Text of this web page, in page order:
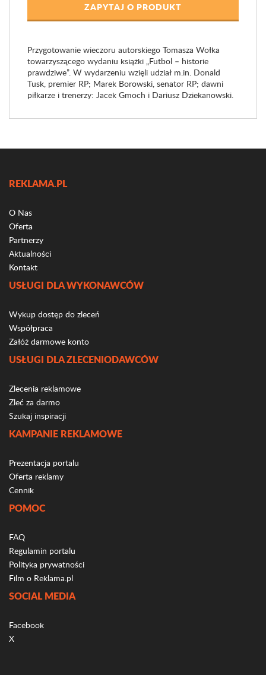
ZAPYTAJ O PRODUKT
Przygotowanie wieczoru autorskiego Tomasza Wołka
towarzyszącego wydaniu książki „Futbol – historie
prawdziwe”. W wydarzeniu wzięli udział m.in. Donald
Tusk, premier RP; Marek Borowski, senator RP; dawni
piłkarze i trenerzy: Jacek Gmoch i Dariusz Dziekanowski.
REKLAMA.PL
O Nas
Oferta
Partnerzy
Aktualności
Kontakt
USŁUGI DLA WYKONAWCÓW
Wykup dostęp do zleceń
Współpraca
Załóż darmowe konto
USŁUGI DLA ZLECENIODAWCÓW
Zlecenia reklamowe
Zleć za darmo
Szukaj inspiracji
KAMPANIE REKLAMOWE
Prezentacja portalu
Oferta reklamy
Cennik
POMOC
FAQ
Regulamin portalu
Polityka prywatności
Film o Reklama.pl
SOCIAL MEDIA
Facebook
X